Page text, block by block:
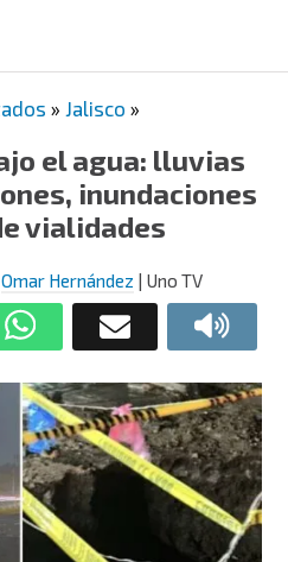
» Jalisco »
el agua: lluvias
inundaciones
vialidades
Omar Hernández | Uno TV